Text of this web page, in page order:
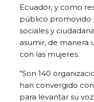
Ecuador, y como
público promovido
sociales y
asumir, de manera
con las mujeres.
“Son 140
han convergido
para levantar su